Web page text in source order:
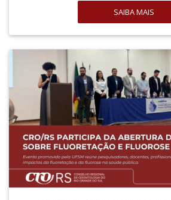
SAIBA MAIS